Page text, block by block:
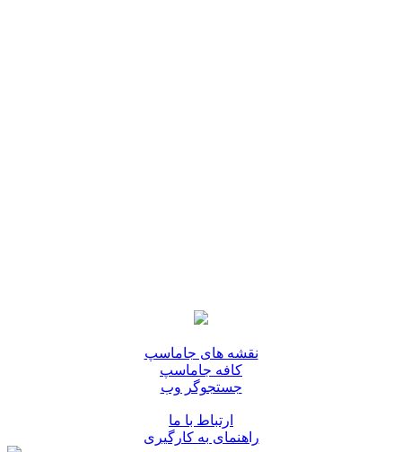
نقشه های جاماسپ
کافه جاماسپ
جستجوگر وب
ارتباط با ما
راهنمای به کارگیری